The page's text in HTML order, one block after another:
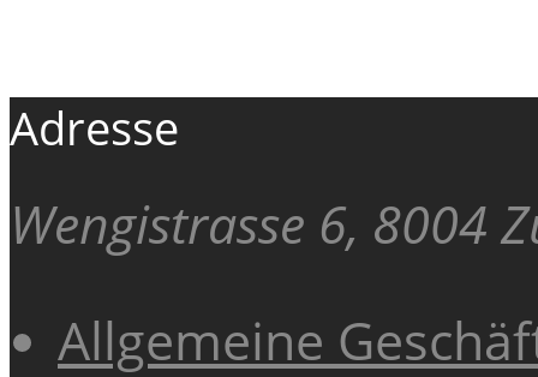
Adresse
Wengistrasse 6, 8004
Allgemeine